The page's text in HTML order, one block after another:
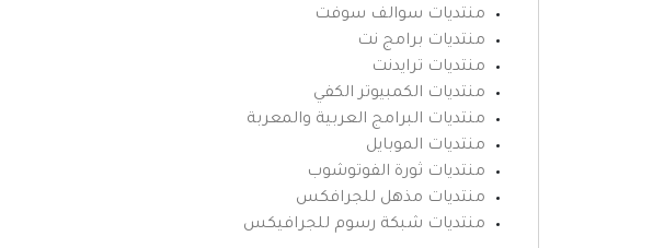
منتديات سوالف سوفت
منتديات برامج نت
منتديات ترايدنت
منتديات الكمبيوتر الكفي
منتديات البرامج العربية والمعربة
منتديات الموبايل
منتديات ثورة الفوتوشوب
منتديات مذهل للجرافكس
منتديات شبكة رسوم للجرافيكس